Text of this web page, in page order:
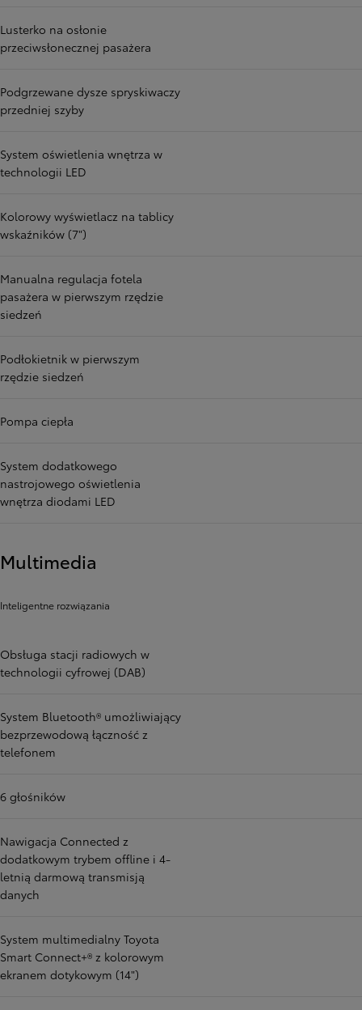
Lusterko na osłonie
przeciwsłonecznej pasażera
Podgrzewane dysze spryskiwaczy
przedniej szyby
System oświetlenia wnętrza w
technologii LED
Kolorowy wyświetlacz na tablicy
wskaźników (7")
Manualna regulacja fotela
pasażera w pierwszym rzędzie
siedzeń
Podłokietnik w pierwszym
rzędzie siedzeń
Pompa ciepła
System dodatkowego
nastrojowego oświetlenia
wnętrza diodami LED
Multimedia
Inteligentne rozwiązania
Obsługa stacji radiowych w
technologii cyfrowej (DAB)
System Bluetooth® umożliwiający
bezprzewodową łączność z
telefonem
6 głośników
Nawigacja Connected z
dodatkowym trybem offline i 4-
letnią darmową transmisją
danych
System multimedialny Toyota
Smart Connect+® z kolorowym
ekranem dotykowym (14")